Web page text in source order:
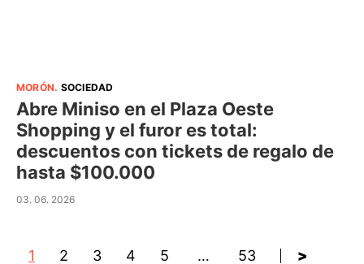
MORÓN. SOCIEDAD
Abre Miniso en el Plaza Oeste
Shopping y el furor es total:
descuentos con tickets de regalo de
hasta $100.000
03. 06. 2026
1 2 3 4 5 … 53 >